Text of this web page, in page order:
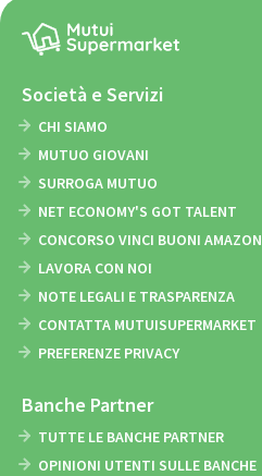
Società e Servizi
CHI SIAMO
MUTUO GIOVANI
SURROGA MUTUO
NET ECONOMY'S GOT TALENT
CONCORSO VINCI BUONI AMAZON
LAVORA CON NOI
NOTE LEGALI E TRASPARENZA
CONTATTA MUTUISUPERMARKET
PREFERENZE PRIVACY
Banche Partner
TUTTE LE BANCHE PARTNER
OPINIONI UTENTI SULLE BANCHE